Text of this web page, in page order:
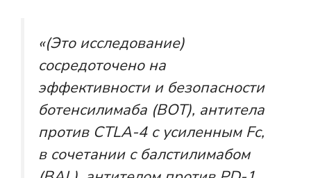
«(Это исследование)
сосредоточено на
эффективности и безопасности
ботенсилимаба (BOT), антитела
против CTLA-4 с усиленным Fc,
в сочетании с балстилимабом